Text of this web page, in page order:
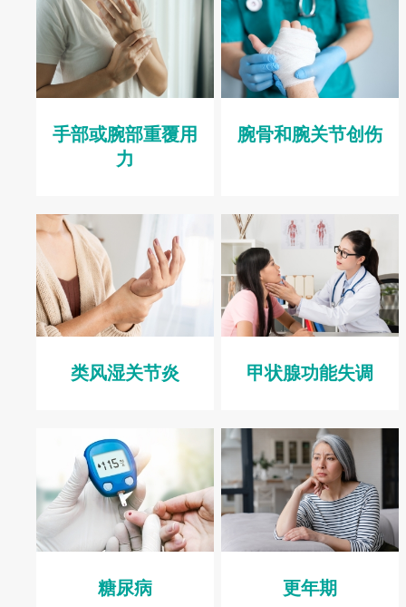
手部或腕部重覆用
力
腕骨和腕关节创伤
类风湿关节炎 甲状腺功能失调
糖尿病 更年期